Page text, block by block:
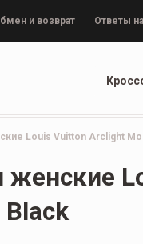
и возврат Ответы
Louis Vuitton Arclight
женские